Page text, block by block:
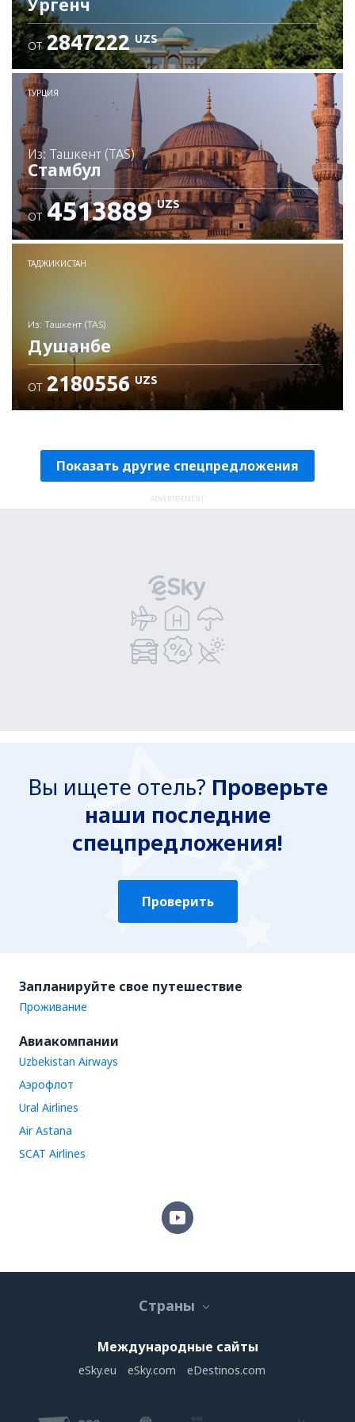
Ургенч
Проверьте подробности
ОТ 2847222 UZS
ТУРЦИЯ
из: Ташкент (TAS)
Стамбул
Проверьте подробности
ОТ 4513889 UZS
ТАДЖИКИСТАН
из: Ташкент (TAS)
Душанбе
ОТ 2180556 UZS
Показать другие спецпредложения
ADVERTISEMENT
Вы ищете отель? Проверьте
наши последние
спецпредложения!
Проверить
Запланируйте свое путешествие
Проживание
Авиакомпании
Uzbekistan Airways
Аэрофлот
Ural Airlines
Air Astana
SCAT Airlines
Страны
Международные сайты
eSky.eu eSky.com eDestinos.com